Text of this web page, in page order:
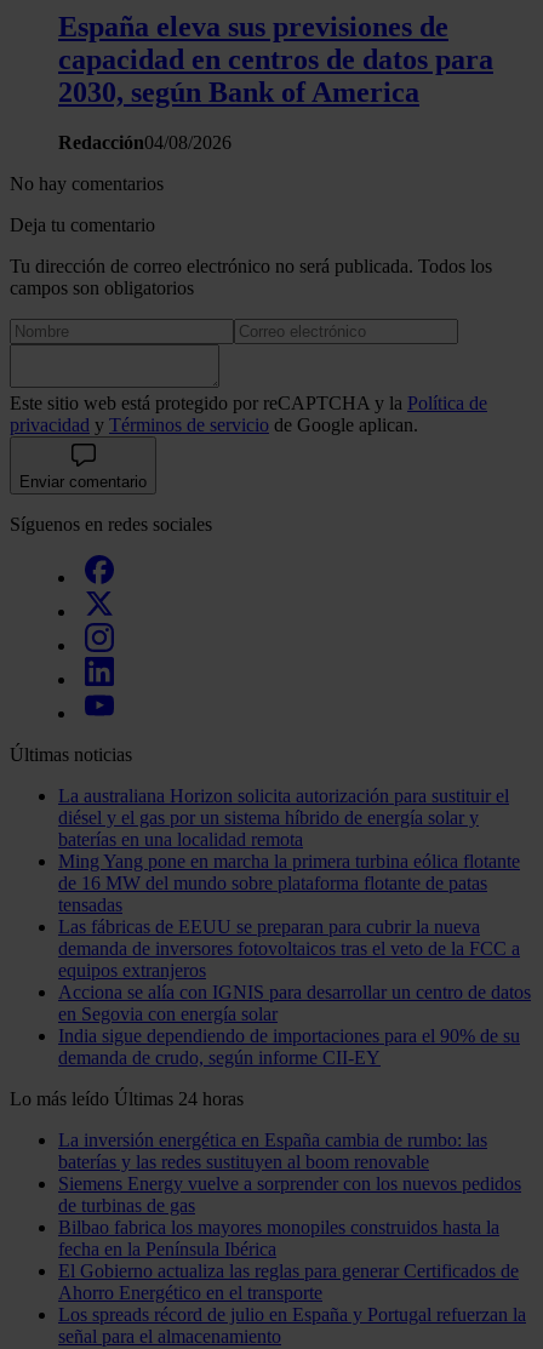
España eleva sus previsiones de
capacidad en centros de datos para
2030, según Bank of America
Redacción04/08/2026
No hay comentarios
Deja tu comentario
Tu dirección de correo electrónico no será publicada. Todos los
campos son obligatorios
Este sitio web está protegido por reCAPTCHA y la Política de
privacidad y Términos de servicio de Google aplican.
Enviar comentario
Síguenos en redes sociales
Últimas noticias
La australiana Horizon solicita autorización para sustituir el
diésel y el gas por un sistema híbrido de energía solar y
baterías en una localidad remota
Ming Yang pone en marcha la primera turbina eólica flotante
de 16 MW del mundo sobre plataforma flotante de patas
tensadas
Las fábricas de EEUU se preparan para cubrir la nueva
demanda de inversores fotovoltaicos tras el veto de la FCC a
equipos extranjeros
Acciona se alía con IGNIS para desarrollar un centro de datos
en Segovia con energía solar
India sigue dependiendo de importaciones para el 90% de su
demanda de crudo, según informe CII-EY
Lo más leído Últimas 24 horas
La inversión energética en España cambia de rumbo: las
baterías y las redes sustituyen al boom renovable
Siemens Energy vuelve a sorprender con los nuevos pedidos
de turbinas de gas
Bilbao fabrica los mayores monopiles construidos hasta la
fecha en la Península Ibérica
El Gobierno actualiza las reglas para generar Certificados de
Ahorro Energético en el transporte
Los spreads récord de julio en España y Portugal refuerzan la
señal para el almacenamiento